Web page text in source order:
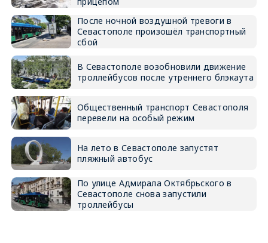
После ночной воздушной тревоги в
Севастополе произошёл транспортный
сбой
В Севастополе возобновили движение
троллейбусов после утреннего блэкаута
Общественный транспорт Севастополя
перевели на особый режим
На лето в Севастополе запустят
пляжный автобус
По улице Адмирала Октябрьского в
Севастополе снова запустили
троллейбусы